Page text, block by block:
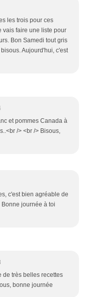
les trois pour ces
vais faire une liste pour
Bon Samedi tout gris
Aujourd'hui, c'est
et pommes Canada à
/> <br /> Bisous,
c'est bien agréable de
journée à toi
de très belles recettes
bonne journée